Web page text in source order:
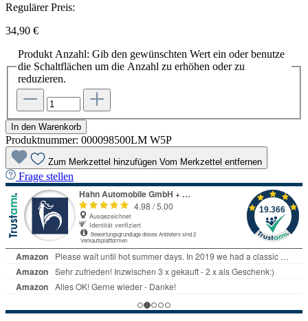
Regulärer Preis:
34,90 €
Produkt Anzahl: Gib den gewünschten Wert ein oder benutze
die Schaltflächen um die Anzahl zu erhöhen oder zu
reduzieren.
In den Warenkorb
Produktnummer: 000098500LM W5P
Zum Merkzettel hinzufügen Vom Merkzettel entfernen
Frage stellen